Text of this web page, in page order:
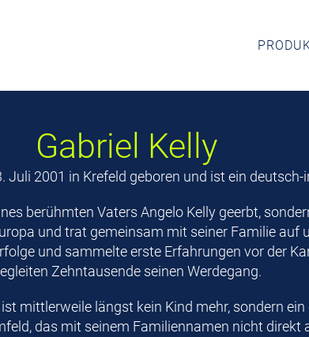
Gabriel Kelly
Juli 2001 in Krefeld geboren und ist ein deutsch-
berühmten Vaters Angelo Kelly geerbt,
und trat gemeinsam mit seiner Familie auf
und sammelte erste Erfahrungen vor der
Zehntausende seinen Werdegang.
mittlerweile längst kein Kind mehr, sondern
das mit seinem Familiennamen nicht direkt